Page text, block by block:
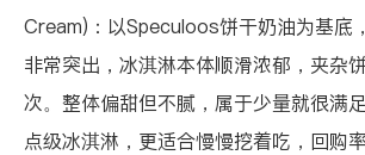
Cream) ：以Speculoos饼干奶油为基底
非常突出，冰淇淋本体顺滑浓郁，夹杂
次。整体偏甜但不腻，属于少量就很满
点级冰淇淋，更适合慢慢挖着吃，回购率